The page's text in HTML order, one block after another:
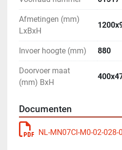
Afmetingen (mm)
LxBxH
Invoer hoogte (mm) 880
Doorvoer maat
(mm) BxH
Documenten
NL-MN07CI-M0-02-028-